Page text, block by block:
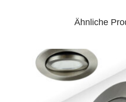
Ähnliche